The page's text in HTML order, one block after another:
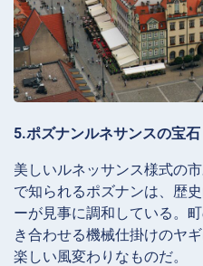
5.ポズナンルネサンスの宝石
美しいルネッサンス様式の
で知られるポズナンは、歴
ーが見事に調和している。
き合わせる機械仕掛けのヤ
楽しい風変わりなものだ。